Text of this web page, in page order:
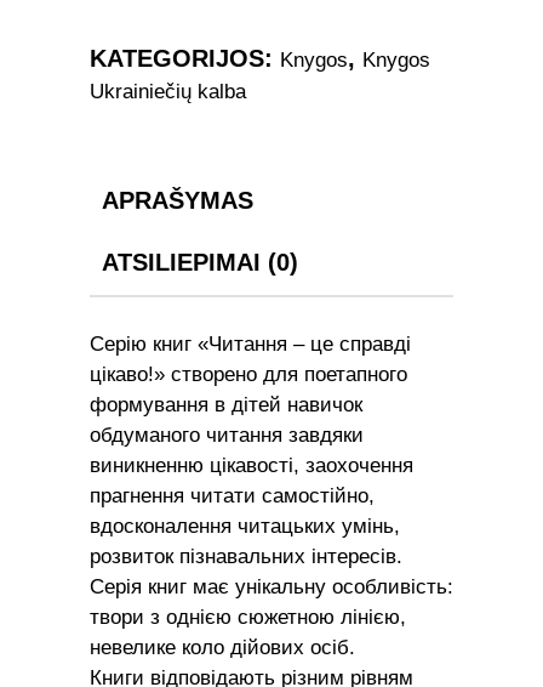
і
Дем'янова
(3
рівень)
KATEGORIJOS: Knygos, Knygos
Ukrainiečių kalba
APRAŠYMAS
ATSILIEPIMAI (0)
Серію книг «Читання – це справді
цікаво!» створено для поетапного
формування в дітей навичок
обдуманого читання завдяки
виникненню цікавості, заохочення
прагнення читати самостійно,
вдосконалення читацьких умінь,
розвиток пізнавальних інтересів.
Серія книг має унікальну особливість:
твори з однією сюжетною лінією,
невелике коло дійових осіб.
Книги відповідають різним рівням